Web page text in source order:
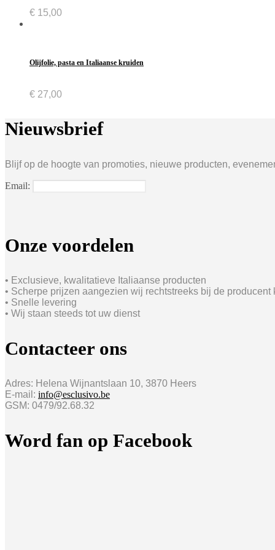
€ 15,00
Olijfolie, pasta en Italiaanse kruiden
€ 27,00
Nieuwsbrief
Blijf op de hoogte van promoties, nieuwe producten,
Email:
Onze voordelen
• Exclusieve, kwalitatieve Italiaanse producten
• Scherpe prijzen aangezien wij rechtstreeks bij de producent
• Snelle levering
• Wij staan steeds tot uw dienst
Contacteer ons
Adres: Helena Wijnantslaan 10, 3870 Heers
E-mail: info@esclusivo.be
GSM: 0479/92.68.32
Word fan op Facebook